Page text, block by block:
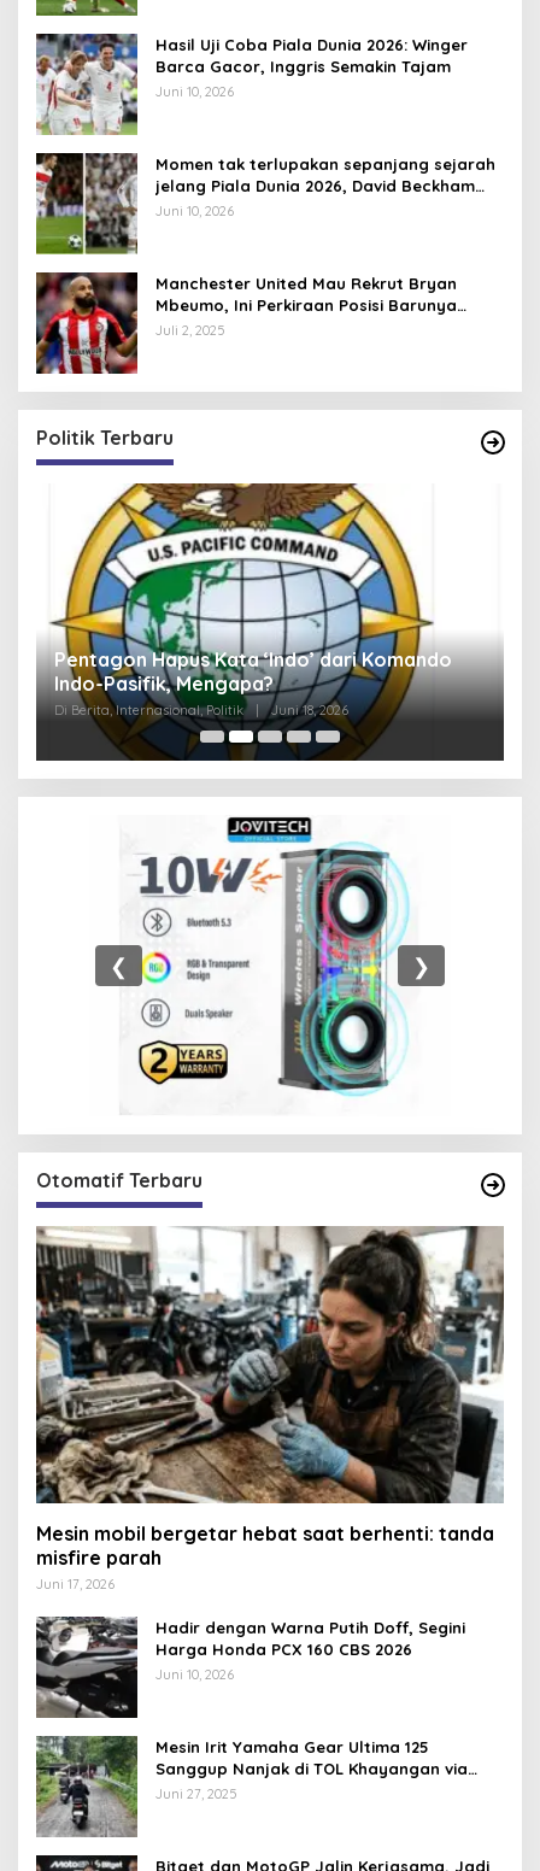
Hasil Uji Coba Piala Dunia 2026: Winger
Barca Gacor, Inggris Semakin Tajam
Juni 10, 2026
Momen tak terlupakan sepanjang sejarah
jelang Piala Dunia 2026, David Beckham
pernah dapat kartu merah
Juni 10, 2026
Manchester United Mau Rekrut Bryan
Mbeumo, Ini Perkiraan Posisi Barunya
dalam Skema Ruben Amorim
Juli 2, 2025
Politik Terbaru
Pentagon Hapus Kata ‘Indo’ dari Komando
Indo-Pasifik, Mengapa?
Di Berita, Internasional, Politik | Juni 18, 2026
❮ ❯
Otomatif Terbaru
Mesin mobil bergetar hebat saat berhenti: tanda
misfire parah
Juni 17, 2026
Hadir dengan Warna Putih Doff, Segini
Harga Honda PCX 160 CBS 2026
Juni 10, 2026
Mesin Irit Yamaha Gear Ultima 125
Sanggup Nanjak di TOL Khayangan via
Krakalan?
Juni 27, 2025
Bitget dan MotoGP Jalin Kerjasama, Jadi